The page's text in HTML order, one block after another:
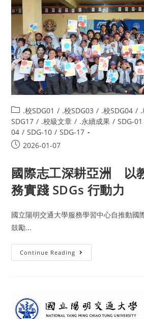
.校SDG01 / .校SDG03 / .校SDG04 /
SDG17 / .校級文章 / .永續成果 / SDG-01
04 / SDG-10 / SDG-17
2026-01-07
國際志工深耕亞洲 以
務實踐 SDGs 行動力
國立陽明交通大學服務學習中心自推動國
鼓勵...
Continue Reading